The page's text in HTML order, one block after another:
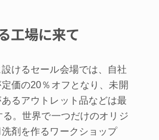
工場に来て
けるセール会場では、自社
価の20％オフとなり、未開
るアウトレット品などは最
。世界で一つだけのオリジ
剤を作るワークショップ